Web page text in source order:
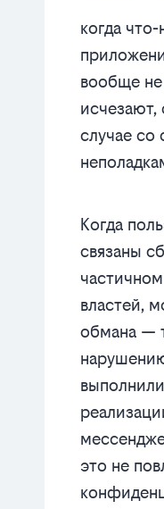
когда
вообще не
исчезают,
случае со
Когда
связаны
властей,
обмана —
это не